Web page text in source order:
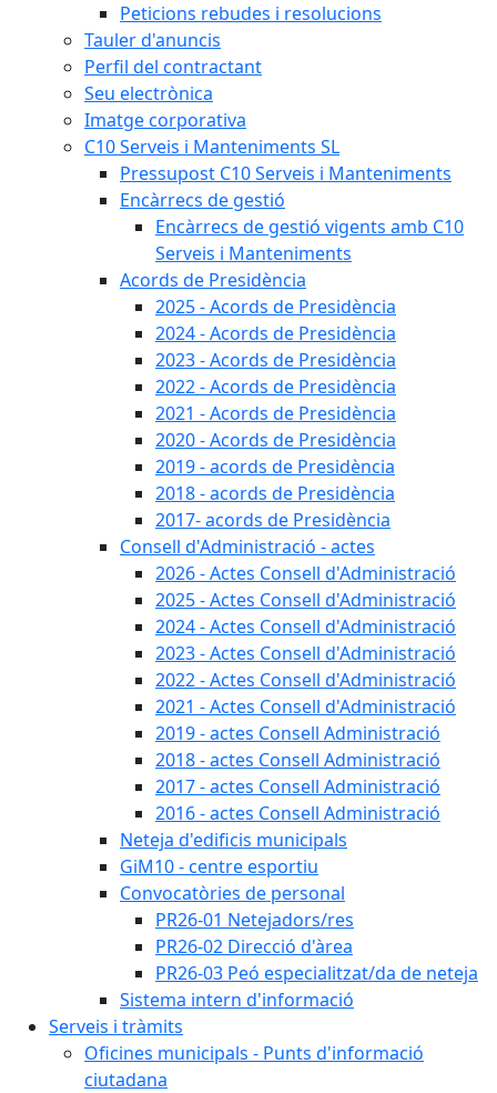
Peticions rebudes i resolucions
Tauler d'anuncis
Perfil del contractant
Seu electrònica
Imatge corporativa
C10 Serveis i Manteniments SL
Pressupost C10 Serveis i Manteniments
Encàrrecs de gestió
Encàrrecs de gestió vigents amb C10
Serveis i Manteniments
Acords de Presidència
2025 - Acords de Presidència
2024 - Acords de Presidència
2023 - Acords de Presidència
2022 - Acords de Presidència
2021 - Acords de Presidència
2020 - Acords de Presidència
2019 - acords de Presidència
2018 - acords de Presidència
2017- acords de Presidència
Consell d'Administració - actes
2026 - Actes Consell d'Administració
2025 - Actes Consell d'Administració
2024 - Actes Consell d'Administració
2023 - Actes Consell d'Administració
2022 - Actes Consell d'Administració
2021 - Actes Consell d'Administració
2019 - actes Consell Administració
2018 - actes Consell Administració
2017 - actes Consell Administració
2016 - actes Consell Administració
Neteja d'edificis municipals
GiM10 - centre esportiu
Convocatòries de personal
PR26-01 Netejadors/res
PR26-02 Direcció d'àrea
PR26-03 Peó especialitzat/da de neteja
Sistema intern d'informació
Serveis i tràmits
Oficines municipals - Punts d'informació
ciutadana